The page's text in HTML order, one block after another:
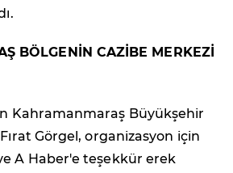
BÖLGENİN CAZİBE MERKEZİ
Kahramanmaraş Büyükşehir
Görgel, organizasyon için
A Haber'e teşekkür erek